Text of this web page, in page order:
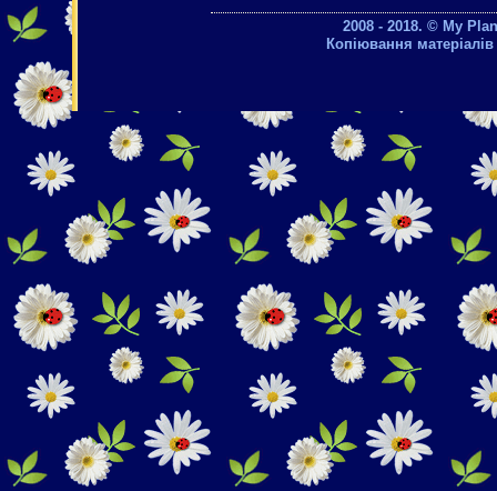
2008 - 2018. © My
Копіювання